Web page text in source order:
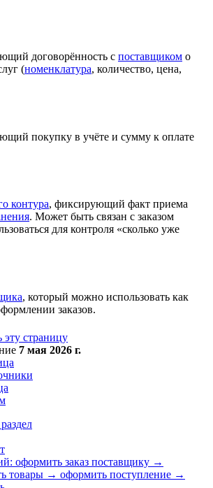
договорённость с поставщиком о
(номенклатура, количество, цена,
покупку в учёте и сумму к оплате
контура, фиксирующий факт приема
. Может быть связан с заказом
для контроля «сколько уже
, который можно использовать как
заказов.
эту страницу
7 мая 2026 г.
оформить заказ поставщику →
товары → оформить поступление →